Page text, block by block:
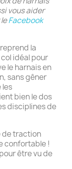
vous aider
Facebook
la
idéal pour
le harnais en
sans gêner
les
bien le dos
disciplines de
de traction
confortable !
être vu de